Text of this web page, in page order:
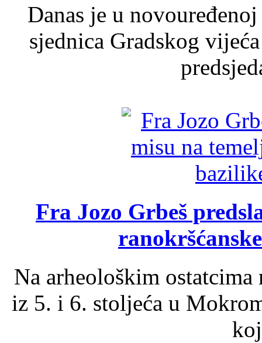
Danas je u
sjednica Gradskog
Fra Jozo Grbeš
Na arheološkim
iz 5. i 6. stoljeća u